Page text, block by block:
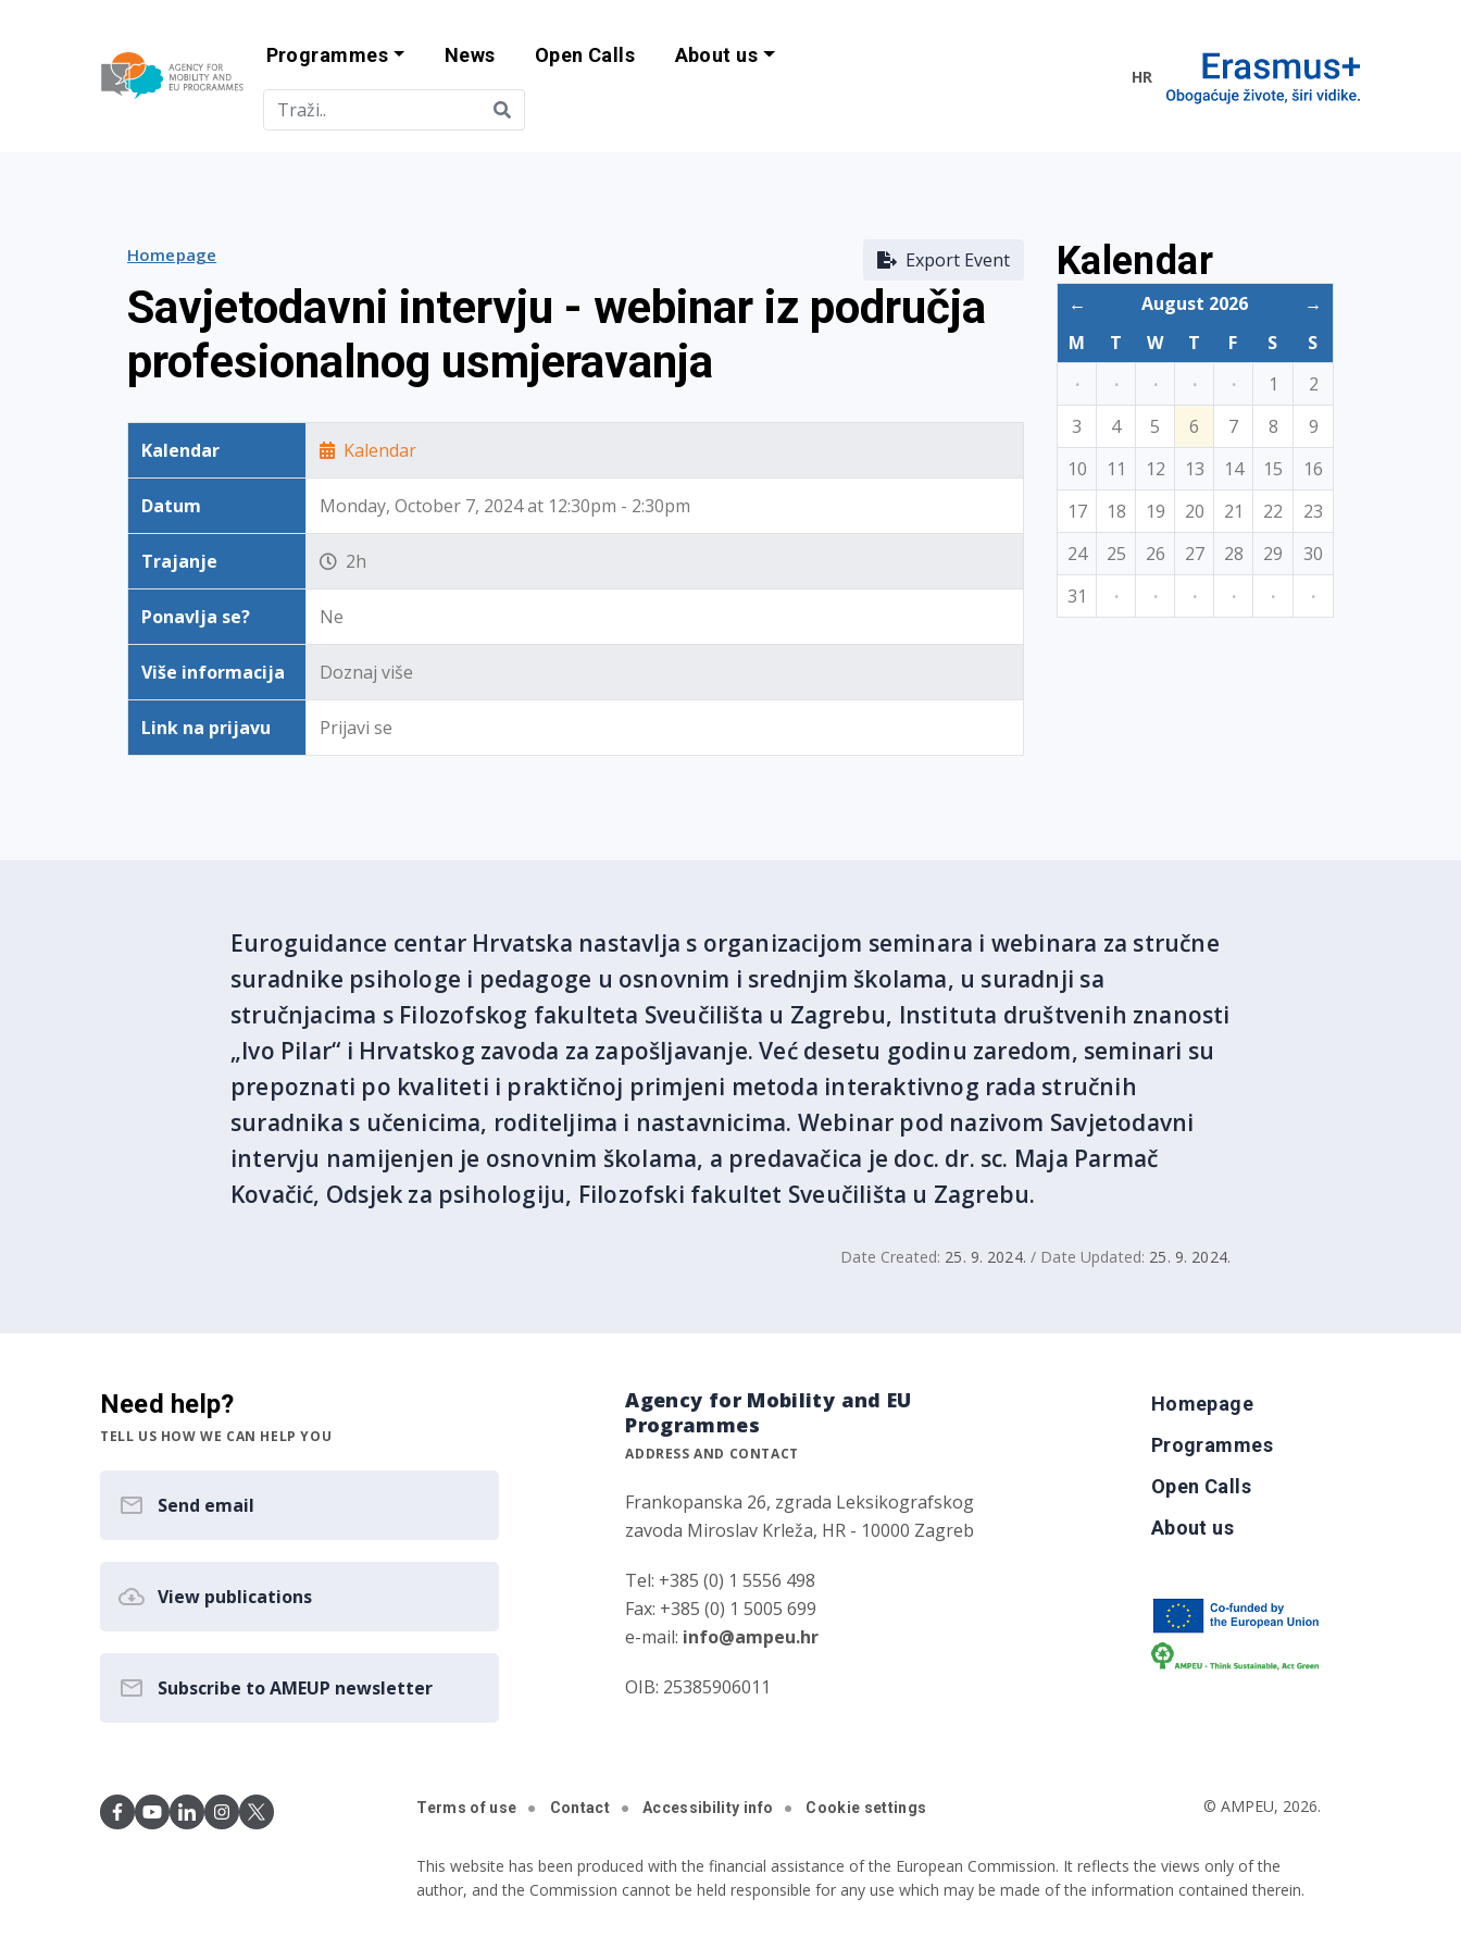
Agency for Mobility and EU Programme
Programmes News Open Calls About us
HR
Export Event
Homepage
Savjetodavni intervju - webinar iz područja
profesionalnog usmjeravanja
Kalendar Kalendar
Datum Monday, October 7, 2024 at 12:30pm - 2:30pm
Trajanje 2h
Ponavlja se? Ne
Više informacija Doznaj više
Link na prijavu Prijavi se
Kalendar
← August 2026
→
M
T W T F S
S
·
· · · · 1
2
3
4 5 6 7 8
9
10
11 12 13 14 15
16
17
18 19 20 21 22
23
24
25 26 27 28 29
30
31
· · · · · ·
Euroguidance centar Hrvatska nastavlja s organizacijom seminara i webinara za stručne
suradnike psihologe i pedagoge u osnovnim i srednjim školama, u suradnji sa
stručnjacima s Filozofskog fakulteta Sveučilišta u Zagrebu, Instituta društvenih znanosti
„Ivo Pilar“ i Hrvatskog zavoda za zapošljavanje. Već desetu godinu zaredom, seminari su
prepoznati po kvaliteti i praktičnoj primjeni metoda interaktivnog rada stručnih
suradnika s učenicima, roditeljima i nastavnicima. Webinar pod nazivom Savjetodavni
intervju namijenjen je osnovnim školama, a predavačica je doc. dr. sc. Maja Parmač
Kovačić, Odsjek za psihologiju, Filozofski fakultet Sveučilišta u Zagrebu.
Date Created: 25. 9. 2024. / Date Updated: 25. 9. 2024.
Need help?
TELL US HOW WE CAN HELP YOU
Send email
View publications
Subscribe to AMEUP newsletter
Agency for Mobility and EU
Programmes
ADDRESS AND CONTACT
Frankopanska 26, zgrada Leksikografskog
zavoda Miroslav Krleža, HR - 10000 Zagreb
Tel: +385 (0) 1 5556 498
Fax: +385 (0) 1 5005 699
e-mail: info@ampeu.hr
OIB: 25385906011
Homepage
Programmes
Open Calls
About us
Terms of use Contact Accessibility info Cookie settings © AMPEU, 2026.
This website has been produced with the financial assistance of the European Commission. It reflects the views only of the
author, and the Commission cannot be held responsible for any use which may be made of the information contained therein.